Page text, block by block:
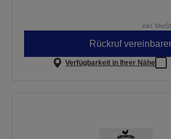
inkl.
Rückruf
Verfügbarkeit in Ihrer Nähe